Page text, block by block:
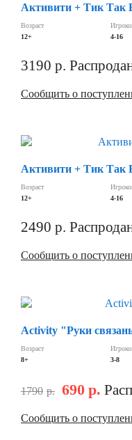
Активити + Тик Так
Возраст
12+
4-16
3190 р.
Сообщить о
Активити + Тик Так
Возраст
12+
4-16
2490 р.
Сообщить о
Скидка
Activity "Руки
Возраст
8+
3-8
1790 р. 690 р.
Сообщить о